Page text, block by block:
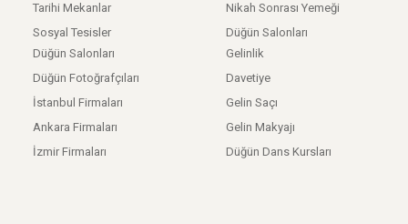
Tarihi Mekanlar
Sosyal Tesisler
Nikah Sonrası Yemeği
Düğün Salonları
Düğün Salonları
Düğün Fotoğrafçıları
İstanbul Firmaları
Ankara Firmaları
İzmir Firmaları
Gelinlik
Davetiye
Gelin Saçı
Gelin Makyajı
Düğün Dans Kursları